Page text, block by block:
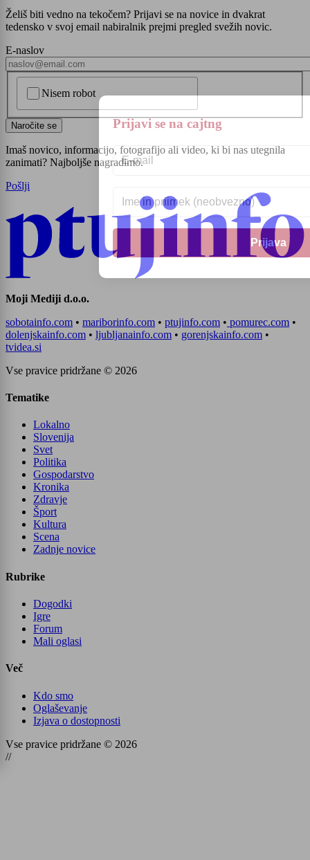
Želiš biti vedno na tekočem? Prijavi se na novice in dvakrat
tedensko v svoj email nabiralnik prejmi pregled svežih novic.
E-naslov
Nisem robot
Naročite se
Imaš novico, informacijo, fotografijo ali video, ki bi nas utegnila
zanimati? Najboljše nagradimo.
Pošlji
Moji Mediji d.o.o.
sobotainfo.com • mariborinfo.com • ptujinfo.com • pomurec.com •
dolenjskainfo.com • ljubljanainfo.com • gorenjskainfo.com •
tvidea.si
Vse pravice pridržane © 2026
Tematike
Lokalno
Slovenija
Svet
Politika
Gospodarstvo
Kronika
Zdravje
Šport
Kultura
Scena
Zadnje novice
Rubrike
Dogodki
Igre
Forum
Mali oglasi
Več
Kdo smo
Oglaševanje
Izjava o dostopnosti
Vse pravice pridržane © 2026
//
Prijavi se na cajtng